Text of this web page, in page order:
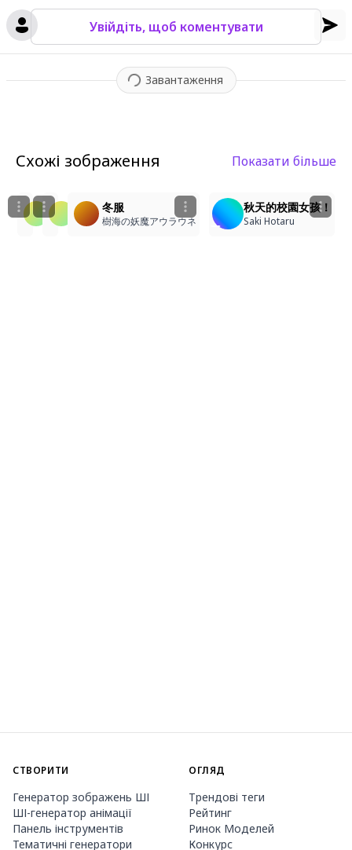
Увійдіть, щоб коментувати
Завантаження
Схожі зображення Показати більше
748cmstyle
竜之進
748cmstyle
竜之進
冬服
樹海の妖魔アウラウネ
秋天的校園女孩！
Saki Hotaru
СТВОРИТИ
Генератор зображень ШІ
ШІ-генератор анімації
Панель інструментів
Тематичні генератори
ОГЛЯД
Трендові теги
Рейтинг
Ринок Моделей
Конкурс